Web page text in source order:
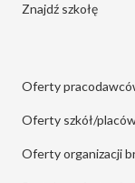
Znajdź szkołę
Oferty
Oferty szkół/
Oferty organizacji